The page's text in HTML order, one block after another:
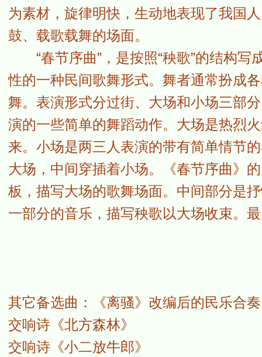
为素材，旋律明快，生动地表现了我国
鼓、载歌载舞的场面。
“春节序曲”，是按照“秧歌”的结构写
性的一种民间歌舞形式。舞者通常扮成
舞。表演形式分过街、大场和小场三部
演的一些简单的舞蹈动作。大场是热烈
来。小场是两三人表演的带有简单情节
大场，中间穿插着小场。《春节序曲》
板，描写大场的歌舞场面。中间部分是
一部分的音乐，描写秧歌以大场收束。
其它备选曲：《离骚》改编后的民乐合
交响诗《北方森林》
交响诗《小二放牛郎》